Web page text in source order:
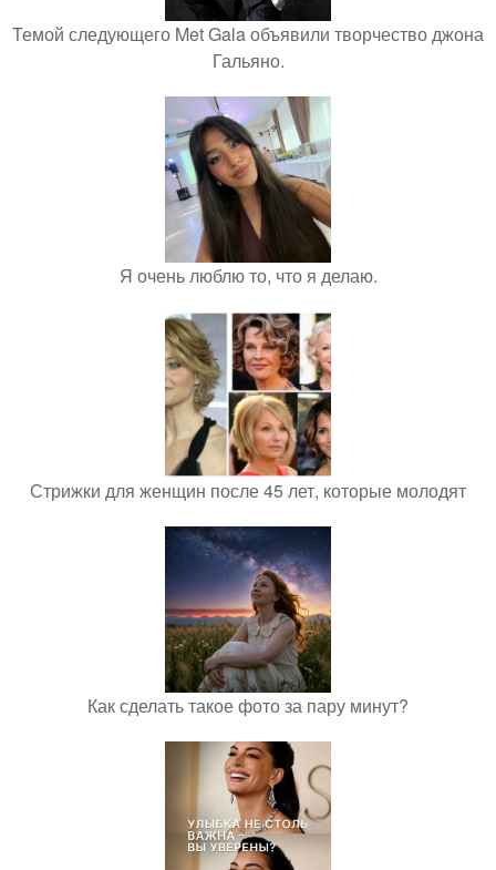
Темой следующего Met Gala объявили творчество джона
Гальяно.
Я очень люблю то, что я делаю.
Стрижки для женщин после 45 лет, которые молодят
Как сделать такое фото за пару минут?